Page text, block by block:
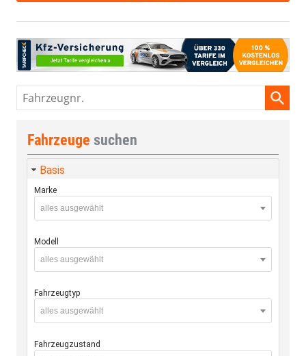
Fahrzeugnr.
Fahrzeuge suchen
Basis
Marke
alles ausgewählt
Modell
alles ausgewählt
Fahrzeugtyp
alles ausgewählt
Fahrzeugzustand